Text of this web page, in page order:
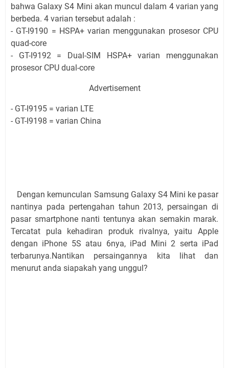
bahwa Galaxy S4 Mini akan muncul dalam 4 varian yang
berbeda. 4 varian tersebut adalah :
- GT-I9190 = HSPA+ varian menggunakan prosesor CPU
quad-core
- GT-I9192 = Dual-SIM HSPA+ varian menggunakan
prosesor CPU dual-core
Advertisement
- GT-I9195 = varian LTE
- GT-I9198 = varian China
Dengan kemunculan Samsung Galaxy S4 Mini ke pasar
nantinya pada pertengahan tahun 2013, persaingan di
pasar smartphone nanti tentunya akan semakin marak.
Tercatat pula kehadiran produk rivalnya, yaitu Apple
dengan iPhone 5S atau 6nya, iPad Mini 2 serta iPad
terbarunya.Nantikan persaingannya kita lihat dan
menurut anda siapakah yang unggul?